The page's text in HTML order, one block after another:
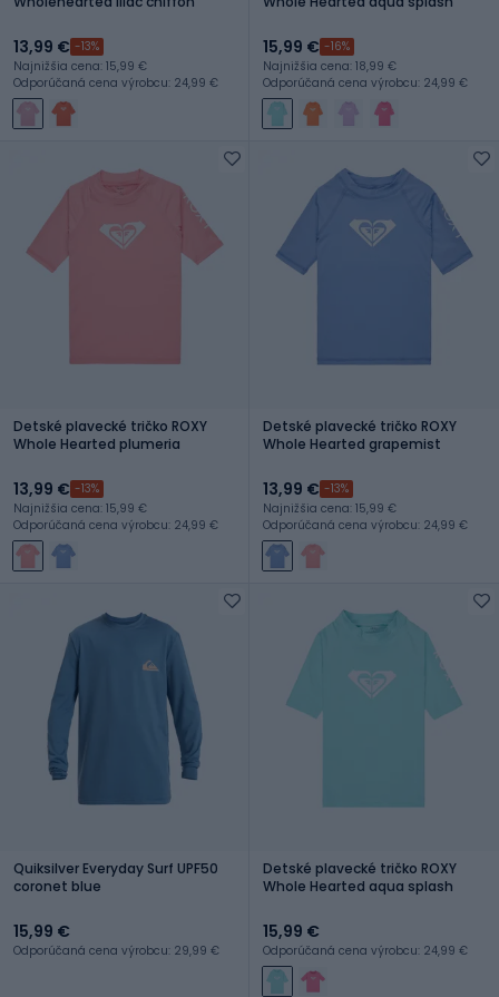
13,99 € -13%
Najnižšia cena: 15,99 €
Odporúčaná cena výrobcu: 24,99 €
15,99 € -16%
Najnižšia cena: 18,99 €
Odporúčaná cena výrobcu: 24,99 €
Detské plavecké tričko ROXY
Whole Hearted plumeria
13,99 € -13%
Najnižšia cena: 15,99 €
Odporúčaná cena výrobcu: 24,99 €
Detské plavecké tričko ROXY
Whole Hearted grapemist
13,99 € -13%
Najnižšia cena: 15,99 €
Odporúčaná cena výrobcu: 24,99 €
Quiksilver Everyday Surf UPF50
coronet blue
15,99 €
Odporúčaná cena výrobcu: 29,99 €
Detské plavecké tričko ROXY
Whole Hearted aqua splash
15,99 €
Odporúčaná cena výrobcu: 24,99 €